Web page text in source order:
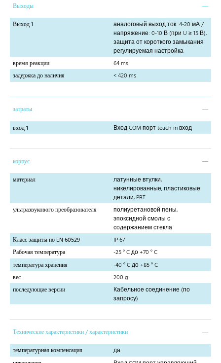
Выходы
Выход 1
аналоговый выход ток: 4-20 мА /
напряжение: 0-10 В (при U ≥ 15 В),
защита от короткого замыкания
регулируемая настройка
время реакции
64 ms
задержка до наличия
< 420 ms
затраты
вход 1
Вход COM порт teach-in вход
корпус
материал
латунные втулки,
никелированные, пластиковые
детали, PBT
ультразвукового преобразователя
полиуретановой пены,
эпоксидной смолы с
содержанием стекла
Класс защиты по EN 60529
IP 67
Рабочая температура
-25 ° C до +70 ° C
температура хранения
-40 ° C до +85 ° C
вес
200 g
последующие версии
Кабельное соединение (по
запросу)
Технические характеристики / характеристики
температурная компенсация
да